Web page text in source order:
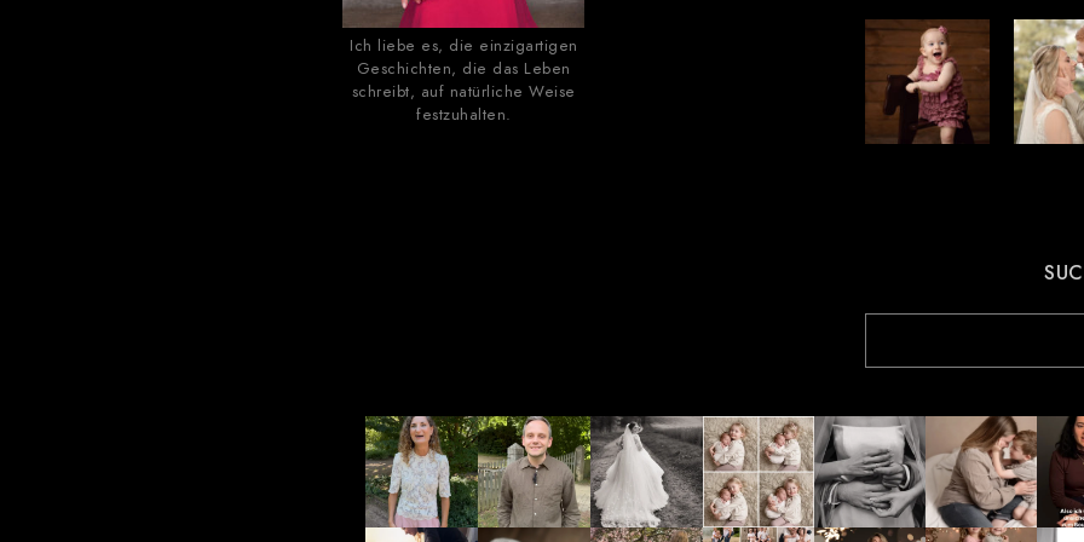
Ich liebe es, die einzigartigen
Geschichten, die das Leben
schreibt, auf natürliche Weise
festzuhalten.